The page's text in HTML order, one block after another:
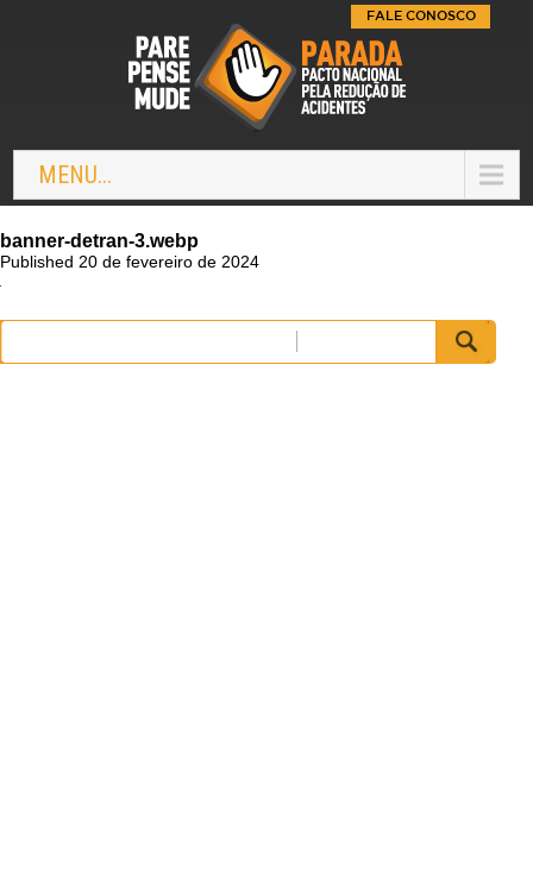
MENU...
FALE CONOSCO
banner-detran-3.webp
Published 20 de fevereiro de 2024
Pesquisar
por: